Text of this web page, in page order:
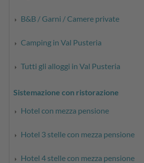
B&B / Garni / Camere private
Camping in Val Pusteria
Tutti gli alloggi in Val Pusteria
Sistemazione con ristorazione
Hotel con mezza pensione
Hotel 3 stelle con mezza pensione
Hotel 4 stelle con mezza pensione